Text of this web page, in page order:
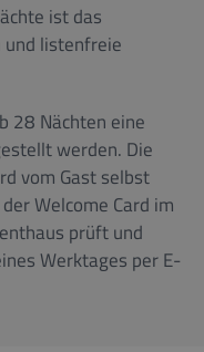
ist das
listenfreie
28 Nächten eine
werden. Die
vom Gast selbst
Welcome Card im
prüft und
Werktages per E-